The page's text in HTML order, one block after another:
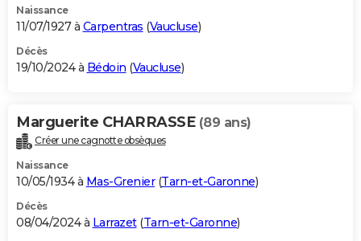
Naissance
11/07/1927 à Carpentras (Vaucluse)
Décès
19/10/2024 à Bédoin (Vaucluse)
Marguerite CHARRASSE (89 ans)
Créer une cagnotte obsèques
Naissance
10/05/1934 à Mas-Grenier(Tarn-et-Garonne)
Décès
08/04/2024 à Larrazet(Tarn-et-Garonne)